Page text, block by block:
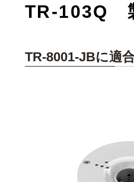
TR-103Q
TR-8001-JBに適